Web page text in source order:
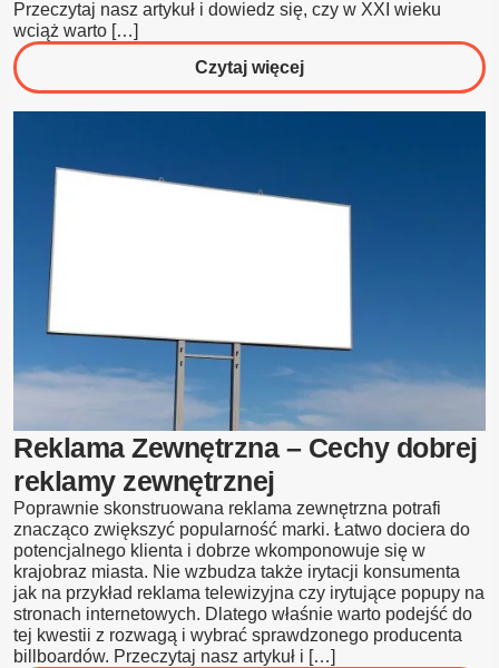
Przeczytaj nasz artykuł i dowiedz się, czy w XXI wieku
wciąż warto […]
Czytaj więcejo
Skuteczna
Reklama Zewnętrzna – Cechy dobrej
reklamy zewnętrznej
Poprawnie skonstruowana reklama zewnętrzna potrafi
znacząco zwiększyć popularność marki. Łatwo dociera do
potencjalnego klienta i dobrze wkomponowuje się w
krajobraz miasta. Nie wzbudza także irytacji konsumenta
jak na przykład reklama telewizyjna czy irytujące popupy na
stronach internetowych. Dlatego właśnie warto podejść do
tej kwestii z rozwagą i wybrać sprawdzonego producenta
billboardów. Przeczytaj nasz artykuł i […]